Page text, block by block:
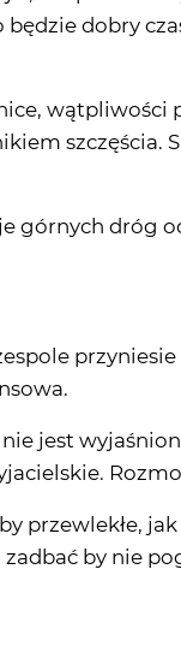
będzie dobry
wątpliwości
szczęścia.
górnych dróg
nie jest
przewlekłe,
by nie